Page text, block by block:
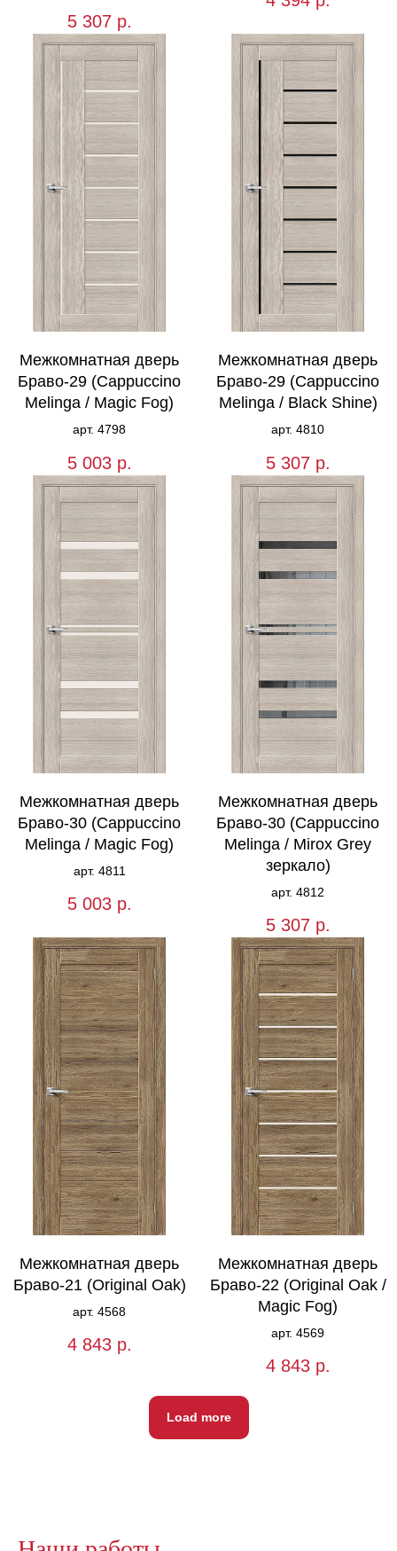
5 307 р.
Межкомнатная дверь
Браво-29 (Cappuccino
Melinga / Magic Fog)
арт. 4798
5 003 р.
Межкомнатная дверь
Браво-29 (Cappuccino
Melinga / Black Shine)
арт. 4810
5 307 р.
Межкомнатная дверь
Браво-30 (Cappuccino
Melinga / Magic Fog)
арт. 4811
5 003 р.
Межкомнатная дверь
Браво-30 (Cappuccino
Melinga / Mirox Grey
зеркало)
арт. 4812
5 307 р.
Межкомнатная дверь
Браво-21 (Original Oak)
арт. 4568
4 843 р.
Межкомнатная дверь
Браво-22 (Original Oak /
Magic Fog)
арт. 4569
4 843 р.
Load more